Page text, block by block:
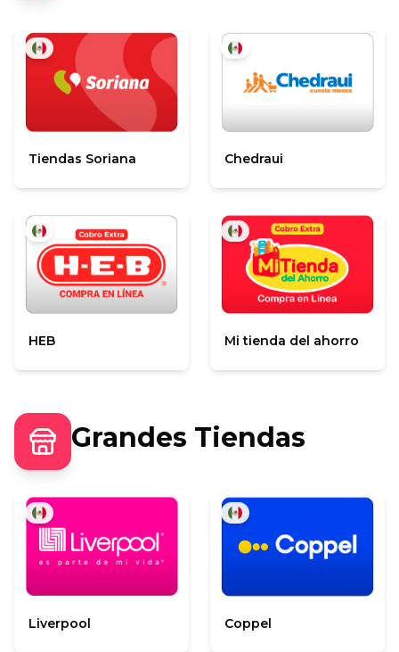
Tiendas Soriana Chedraui
HEB Mi tienda del ahorro
Grandes Tiendas
Liverpool Coppel